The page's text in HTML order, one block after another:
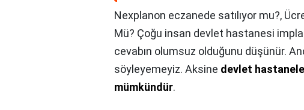
Nexplanon eczanede satılıyor mu?,
Mü? Çoğu insan devlet hastanesi
cevabın olumsuz olduğunu düşünür.
söyleyemeyiz. Aksine devlet
mümkündür.